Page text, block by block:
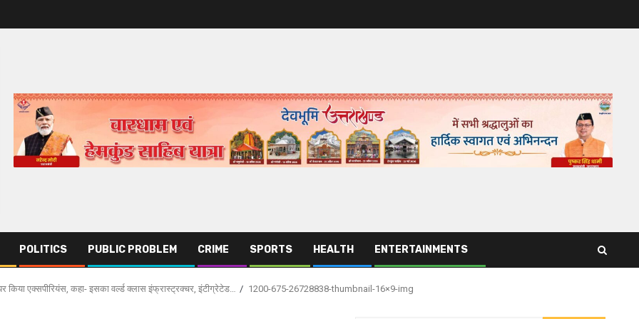
POLITICS PUBLIC PROBLEM CRIME SPORTS HEALTH ENTERTAINMENTS
किया एक्सपीरियंस, कहा- इसका वर्ल्ड क्लास इंफ्रास्ट्रक्चर, इंटीग्रेटेड… 1200-675-26728838-thumbnail-16×9-img